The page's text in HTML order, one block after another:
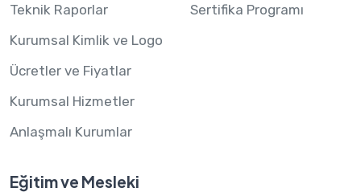
Teknik Raporlar
Kurumsal Kimlik ve Logo
Ücretler ve Fiyatlar
Kurumsal Hizmetler
Anlaşmalı Kurumlar
Sertifika Programı
Eğitim ve Mesleki